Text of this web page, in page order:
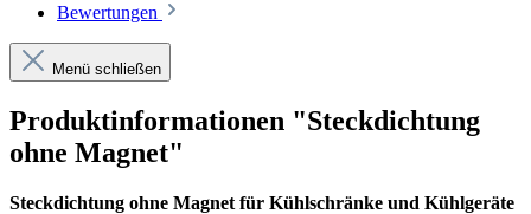
Bewertungen
Menü schließen
Produktinformationen "Steckdichtung
ohne Magnet"
Steckdichtung ohne Magnet für Kühlschränke und Kühlgeräte